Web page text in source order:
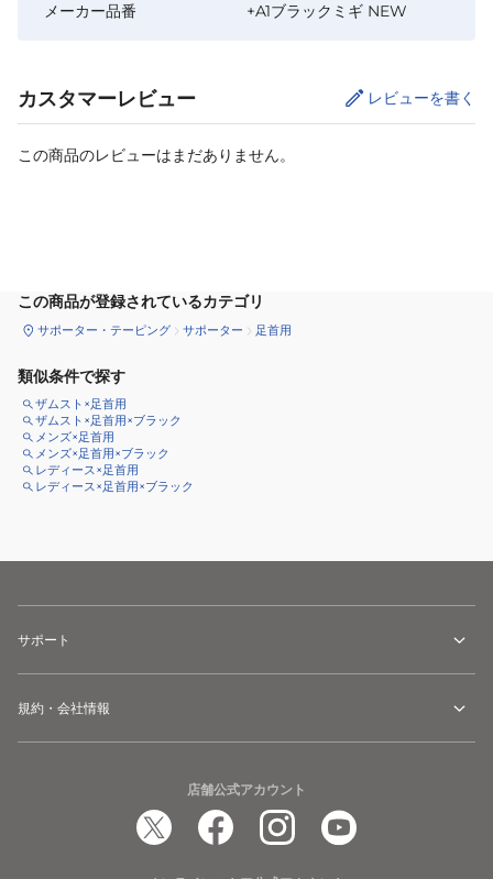
メーカー品番
+A1ブラックミギ NEW
カスタマーレビュー レビューを書く
この商品のレビューはまだありません。
この商品が登録されているカテゴリ
サポーター・テーピング サポーター 足首用
類似条件で探す
ザムスト×足首用
ザムスト×足首用×ブラック
メンズ×足首用
メンズ×足首用×ブラック
レディース×足首用
レディース×足首用×ブラック
サポート
規約・会社情報
店舗公式アカウント